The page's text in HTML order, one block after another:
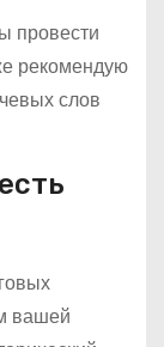
провести
рекомендую
слов
вашей